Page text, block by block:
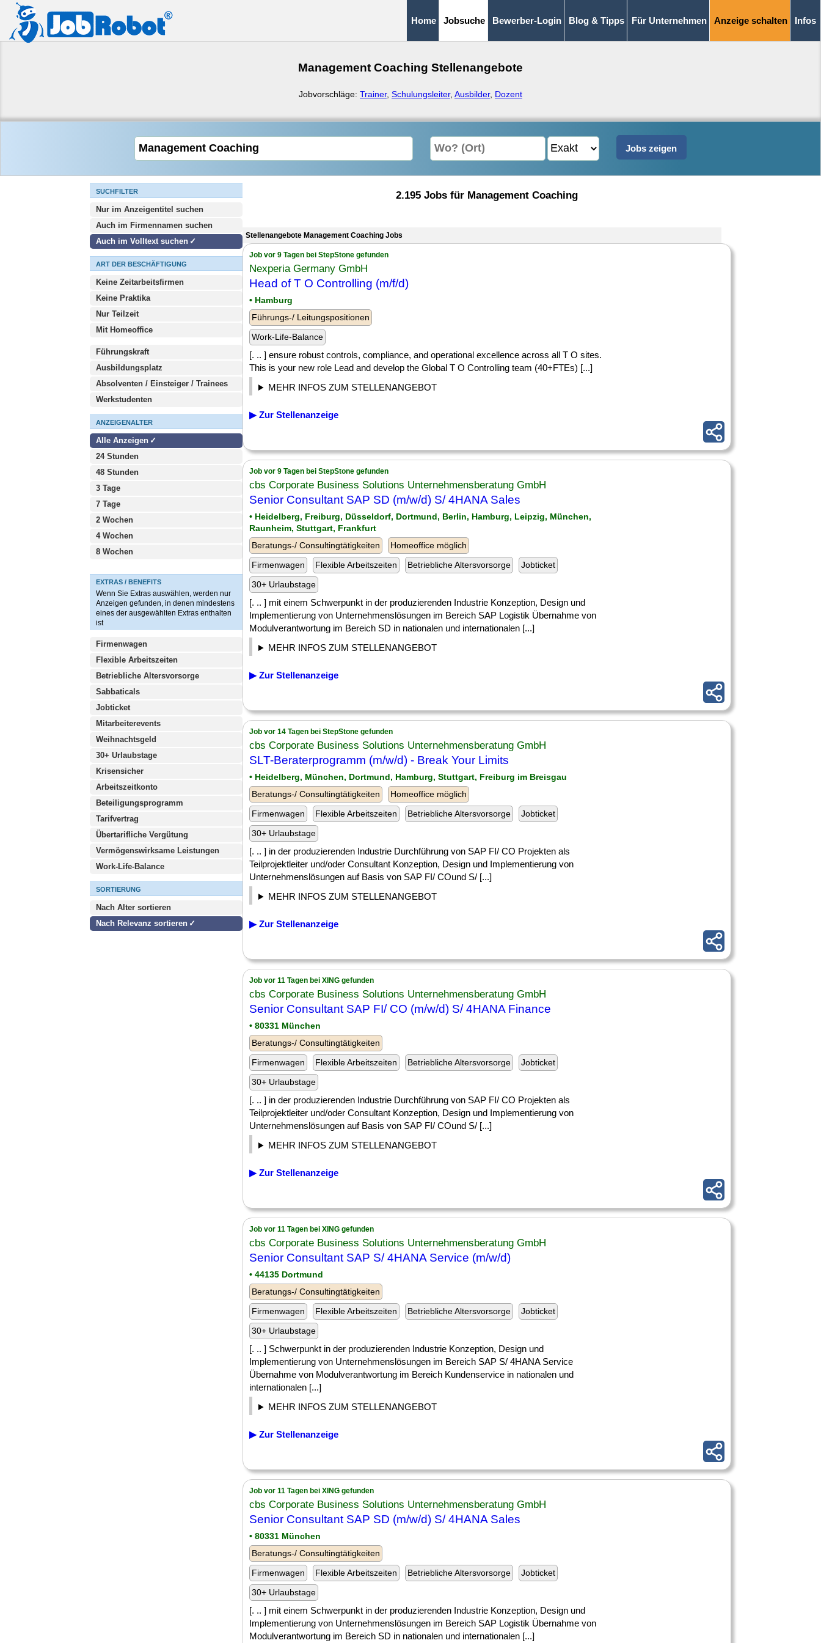
Home Jobsuche Bewerber-Login Blog & Tipps Für Unternehmen Anzeige schalten Infos
Management Coaching Stellenangebote
Jobvorschläge: Trainer, Schulungsleiter, Ausbilder, Dozent
SUCHFILTER
Nur im Anzeigentitel suchen
Auch im Firmennamen suchen
Auch im Volltext suchen
ART DER BESCHÄFTIGUNG
Keine Zeitarbeitsfirmen
Keine Praktika
Nur Teilzeit
Mit Homeoffice
Führungskraft
Ausbildungsplatz
Absolventen / Einsteiger / Trainees
Werkstudenten
ANZEIGENALTER
Alle Anzeigen
24 Stunden
48 Stunden
3 Tage
7 Tage
2 Wochen
4 Wochen
8 Wochen
EXTRAS / BENEFITS
Wenn Sie Extras auswählen, werden nur
Anzeigen gefunden, in denen mindestens
eines der ausgewählten Extras enthalten
ist
Firmenwagen
Flexible Arbeitszeiten
Betriebliche Altersvorsorge
Sabbaticals
Jobticket
Mitarbeiterevents
Weihnachtsgeld
30+ Urlaubstage
Krisensicher
Arbeitszeitkonto
Beteiligungsprogramm
Tarifvertrag
Übertarifliche Vergütung
Vermögenswirksame Leistungen
Work-Life-Balance
SORTIERUNG
Nach Alter sortieren
Nach Relevanz sortieren
2.195 Jobs für Management Coaching
Stellenangebote Management Coaching Jobs
Job vor 9 Tagen bei StepStone gefunden
Nexperia Germany GmbH
Head of T O Controlling (m/f/d)
• Hamburg
Führungs-/ Leitungspositionen
Work-Life-Balance
[. .. ] ensure robust controls, compliance, and operational excellence across all T O sites.
This is your new role Lead and develop the Global T O Controlling team (40+FTEs) [...]
MEHR INFOS ZUM STELLENANGEBOT
▶ Zur Stellenanzeige
Job vor 9 Tagen bei StepStone gefunden
cbs Corporate Business Solutions Unternehmensberatung GmbH
Senior Consultant SAP SD (m/w/d) S/ 4HANA Sales
• Heidelberg, Freiburg, Düsseldorf, Dortmund, Berlin, Hamburg, Leipzig, München,
Raunheim, Stuttgart, Frankfurt
Beratungs-/ Consultingtätigkeiten
Homeoffice möglich
Firmenwagen
Flexible Arbeitszeiten Betriebliche Altersvorsorge
Jobticket
30+ Urlaubstage
[. .. ] mit einem Schwerpunkt in der produzierenden Industrie Konzeption, Design und
Implementierung von Unternehmenslösungen im Bereich SAP Logistik Übernahme von
Modulverantwortung im Bereich SD in nationalen und internationalen [...]
MEHR INFOS ZUM STELLENANGEBOT
▶ Zur Stellenanzeige
Job vor 14 Tagen bei StepStone gefunden
cbs Corporate Business Solutions Unternehmensberatung GmbH
SLT-Beraterprogramm (m/w/d) - Break Your Limits
• Heidelberg, München, Dortmund, Hamburg, Stuttgart, Freiburg im Breisgau
Beratungs-/ Consultingtätigkeiten
Homeoffice möglich
Firmenwagen
Flexible Arbeitszeiten Betriebliche Altersvorsorge
Jobticket
30+ Urlaubstage
[. .. ] in der produzierenden Industrie Durchführung von SAP FI/ CO Projekten als
Teilprojektleiter und/oder Consultant Konzeption, Design und Implementierung von
Unternehmenslösungen auf Basis von SAP FI/ COund S/ [...]
MEHR INFOS ZUM STELLENANGEBOT
▶ Zur Stellenanzeige
Job vor 11 Tagen bei XING gefunden
cbs Corporate Business Solutions Unternehmensberatung GmbH
Senior Consultant SAP FI/ CO (m/w/d) S/ 4HANA Finance
• 80331 München
Beratungs-/ Consultingtätigkeiten
Firmenwagen
Flexible Arbeitszeiten Betriebliche Altersvorsorge
Jobticket
30+ Urlaubstage
[. .. ] in der produzierenden Industrie Durchführung von SAP FI/ CO Projekten als
Teilprojektleiter und/oder Consultant Konzeption, Design und Implementierung von
Unternehmenslösungen auf Basis von SAP FI/ COund S/ [...]
MEHR INFOS ZUM STELLENANGEBOT
▶ Zur Stellenanzeige
Job vor 11 Tagen bei XING gefunden
cbs Corporate Business Solutions Unternehmensberatung GmbH
Senior Consultant SAP S/ 4HANA Service (m/w/d)
• 44135 Dortmund
Beratungs-/ Consultingtätigkeiten
Firmenwagen
Flexible Arbeitszeiten Betriebliche Altersvorsorge
Jobticket
30+ Urlaubstage
[. .. ] Schwerpunkt in der produzierenden Industrie Konzeption, Design und
Implementierung von Unternehmenslösungen im Bereich SAP S/ 4HANA Service
Übernahme von Modulverantwortung im Bereich Kundenservice in nationalen und
internationalen [...]
MEHR INFOS ZUM STELLENANGEBOT
▶ Zur Stellenanzeige
Job vor 11 Tagen bei XING gefunden
cbs Corporate Business Solutions Unternehmensberatung GmbH
Senior Consultant SAP SD (m/w/d) S/ 4HANA Sales
• 80331 München
Beratungs-/ Consultingtätigkeiten
Firmenwagen
Flexible Arbeitszeiten Betriebliche Altersvorsorge
Jobticket
30+ Urlaubstage
[. .. ] mit einem Schwerpunkt in der produzierenden Industrie Konzeption, Design und
Implementierung von Unternehmenslösungen im Bereich SAP Logistik Übernahme von
Modulverantwortung im Bereich SD in nationalen und internationalen [...]